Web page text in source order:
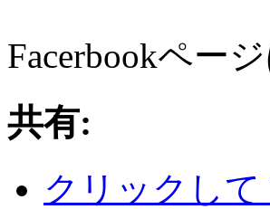
Facerbookペー
共有:
クリックし